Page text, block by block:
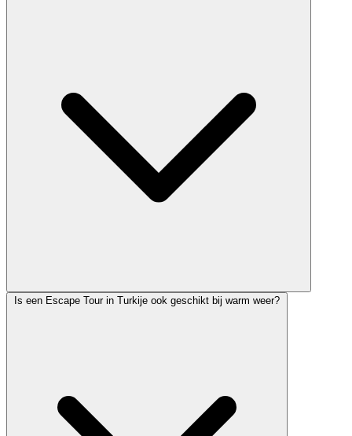
Is een Escape Tour in Turkije ook geschikt bij warm weer?